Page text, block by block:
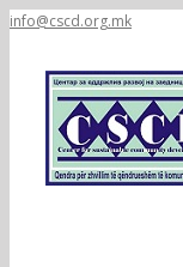
info@cscd.org.mk